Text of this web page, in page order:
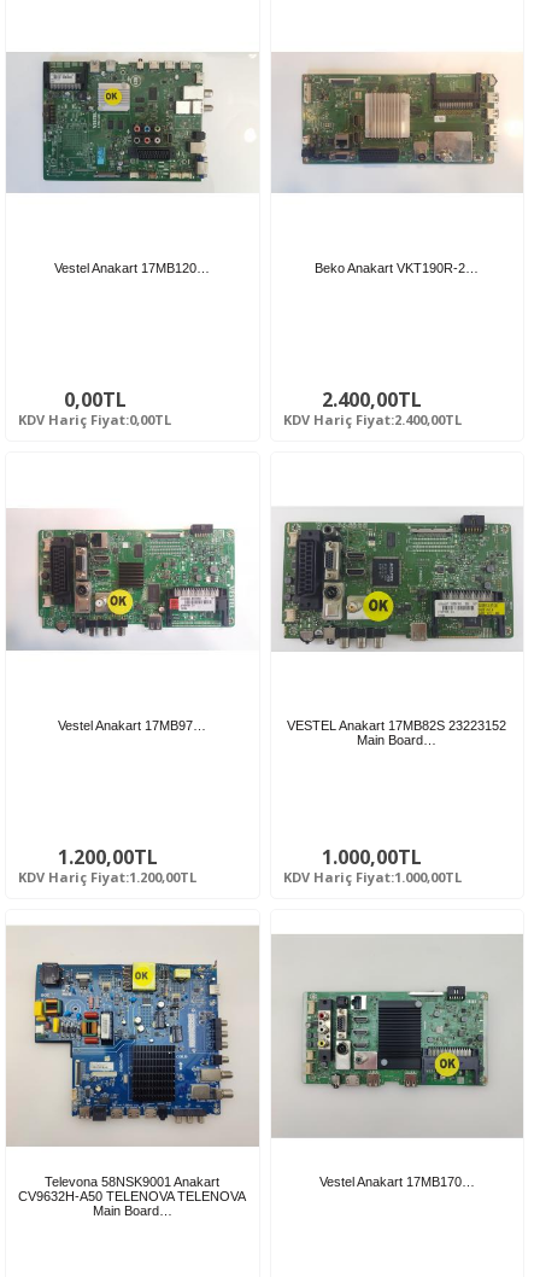
Vestel Anakart 17MB120…
0,00TL
KDV Hariç Fiyat:0,00TL
Beko Anakart VKT190R-2…
2.400,00TL
KDV Hariç Fiyat:2.400,00TL
Vestel Anakart 17MB97…
1.200,00TL
KDV Hariç Fiyat:1.200,00TL
VESTEL Anakart 17MB82S 23223152
Main Board…
1.000,00TL
KDV Hariç Fiyat:1.000,00TL
Televona 58NSK9001 Anakart
CV9632H-A50 TELENOVA TELENOVA
Main Board…
Vestel Anakart 17MB170…